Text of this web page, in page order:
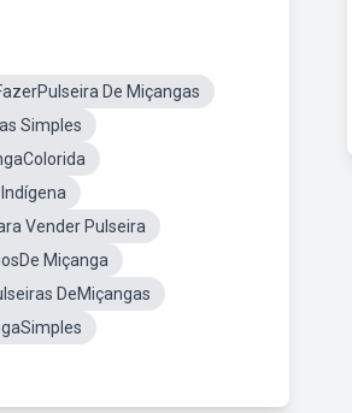
De Miçangas
Simples
Vender Pulseira
Miçanga
DeMiçangas